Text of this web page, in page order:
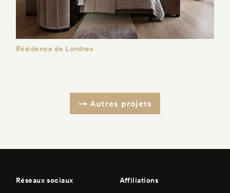
Résidence de Londres
Autres projets
Réseaux sociaux Affiliations